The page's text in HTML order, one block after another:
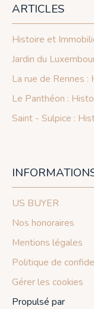
ARTICLES
Histoire et
Jardin du
La rue de Rennes
Le Panthéon :
Saint - Sulpice :
US BUYER
Nos honoraires
Mentions légales
Politique de
Gérer les cookies
Propulsé par